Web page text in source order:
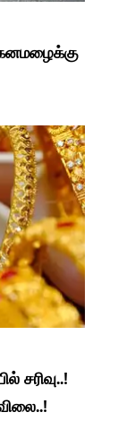
சரிவு..!